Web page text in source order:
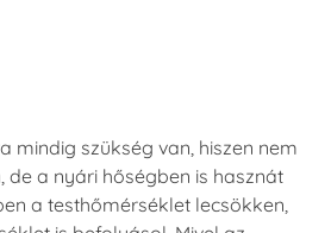
mindig szükség van, hiszen nem
de a nyári hőségben is hasznát
a testhőmérséklet lecsökken,